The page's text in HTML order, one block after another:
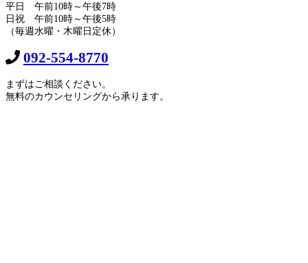
平日 午前10時～午後7時
日祝 午前10時～午後5時
（毎週水曜・木曜日定休）
092-554-8770
まずはご相談ください。
無料のカウンセリングから承ります。